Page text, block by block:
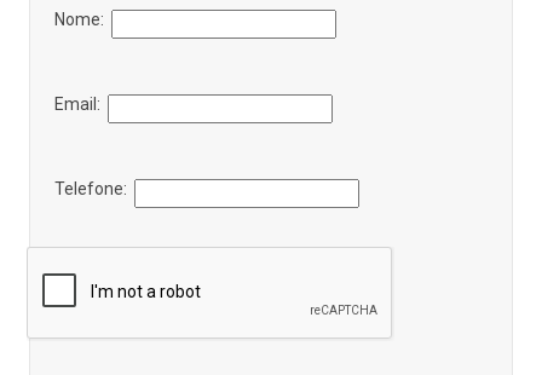
Nome:
Email:
Telefone: